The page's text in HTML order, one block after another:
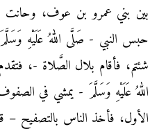
بين بني عمرو بن عوف، وحانت
حبس النبي - صَلَّى اللهُ عَلَيْهِ
شئتم، فأقام بلال الصَّلاة -،
اللهُ عَلَيْهِ وَسَلَّمَ - يمشي في
الأول، فأخذ الناس بالتصفيح